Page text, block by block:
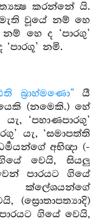
කරන්නේ යි.
වූයේ නම් හෙ
හෙ ද ‘පාරගු’
නමි.
බ්‍රාහ්මණො” යී
(නමෙකි.) හේ
‘පහාණපාරගු’
යැ, ‘සමාපත්ති
අභිඥා (-
ගියේ වෙයි, සියලු
පාරයට ගියේ
ක්ලේශයන්ගේ
(ස්‍රොතාපත්‍යාදි)
ගියේ වෙයි,